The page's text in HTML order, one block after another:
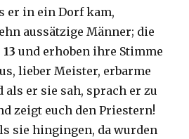
er in ein Dorf kam,
aussätzige Männer; die
13und erhoben ihre Stimme
lieber Meister, erbarme
als er sie sah, sprach er zu
zeigt euch den Priestern!
sie hingingen, da wurden